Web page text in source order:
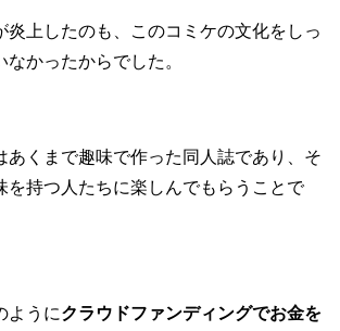
炎上したのも、このコミケの文化をしっ
かったからでした。
あくまで趣味で作った同人誌であり、そ
を持つ人たちに楽しんでもらうことで
ようにクラウドファンディングでお金を